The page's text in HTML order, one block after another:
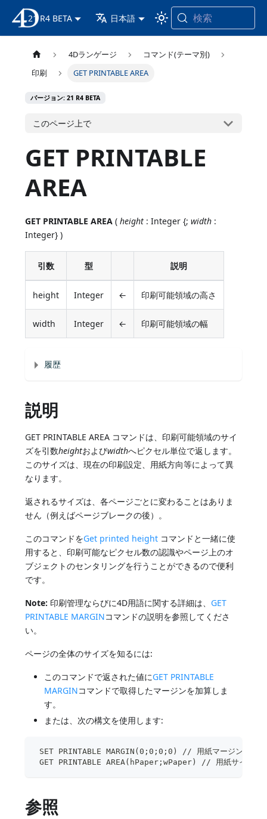
4D ドキュメンテーション
21 R4 BETA 日本語 検索
4Dランゲージ
コマンド(テーマ別)
印刷
GET PRINTABLE AREA
バージョン: 21 R4 BETA
このページ上で
GET PRINTABLE
AREA
GET PRINTABLE AREA (height : Integer {;width :
Integer} )
引数 型 説明
height Integer ← 印刷可能領域の高さ
width Integer ← 印刷可能領域の幅
履歴
説明
GET PRINTABLE AREA コマンドは、印刷可能領域のサイ
ズを引数heightおよびwidthへピクセル単位で返します。
このサイズは、現在の印刷設定、用紙方向等によって異
なります。
返されるサイズは、各ページごとに変わることはありま
せん（例えばページブレークの後）。
このコマンドをGet printed height コマンドと一緒に使
用すると、印刷可能なピクセル数の認識やページ上のオ
ブジェクトのセンタリングを行うことができるので便利
です。
Note: 印刷管理ならびに4D用語に関する詳細は、 GET
PRINTABLE MARGINコマンドの説明を参照してくださ
い。
ページの全体のサイズを知るには:
このコマンドで返された値にGET PRINTABLE
MARGINコマンドで取得したマージンを加算しま
す。
または、次の構文を使用します:
SET PRINTABLE MARGIN(0;0;0;0) // 用紙マージンを設定
GET PRINTABLE AREA(hPaper;wPaper) // 用紙サイズ
参照